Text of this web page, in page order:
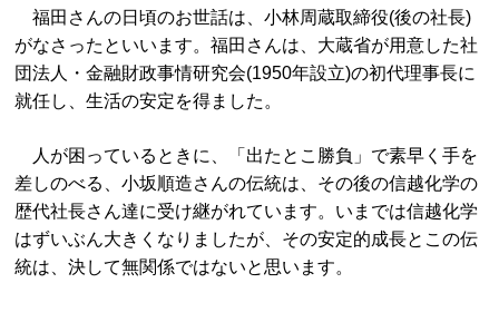
福田さんの日頃のお世話は、小林周蔵取締役(後の社長)
がなさったといいます。福田さんは、大蔵省が用意した社
団法人・金融財政事情研究会(1950年設立)の初代理事長に
就任し、生活の安定を得ました。
人が困っているときに、「出たとこ勝負」で素早く手を
差しのべる、小坂順造さんの伝統は、その後の信越化学の
歴代社長さん達に受け継がれています。いまでは信越化学
はずいぶん大きくなりましたが、その安定的成長とこの伝
統は、決して無関係ではないと思います。